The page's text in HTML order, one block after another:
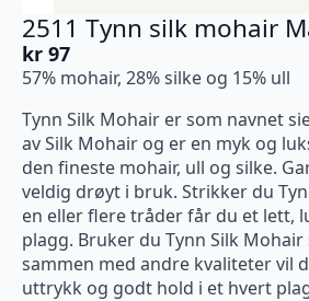
2511 Tynn silk mohair
kr 97
57% mohair, 28% silke og 15% ull
Tynn Silk Mohair er som navnet
av Silk Mohair og er en myk og
den fineste mohair, ull og silke.
veldig drøyt i bruk. Strikker du
en eller flere tråder får du et lett,
plagg. Bruker du Tynn Silk
sammen med andre kvaliteter vil
uttrykk og godt hold i et hvert